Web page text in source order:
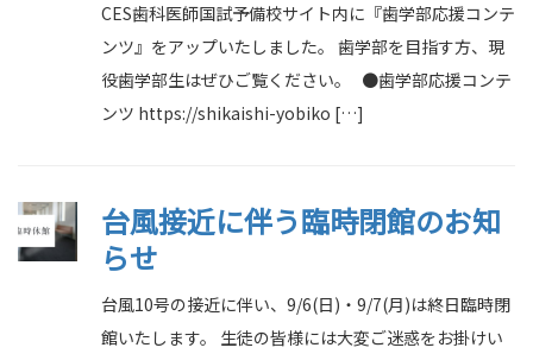
CES歯科医師国試予備校サイト内に『歯学部応援コンテ
ンツ』をアップいたしました。 歯学部を目指す方、現
役歯学部生はぜひご覧ください。 ●歯学部応援コンテ
ンツ https://shikaishi-yobiko […]
台風接近に伴う臨時閉館のお知
らせ
台風10号の接近に伴い、9/6(日)・9/7(月)は終日臨時閉
館いたします。 生徒の皆様には大変ご迷惑をお掛けい